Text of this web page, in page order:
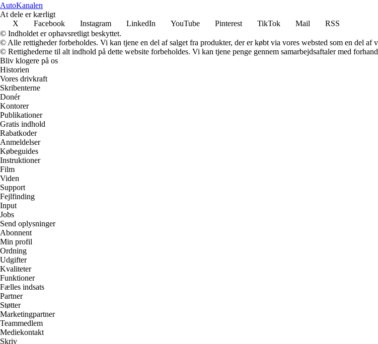
AutoKanalen
At dele er kærligt
X
Facebook Instagram LinkedIn YouTube Pinterest TikTok Mail
RSS
© Indholdet er ophavsretligt beskyttet.
© Alle rettigheder forbeholdes. Vi kan tjene en del af salget fra produkter, der er købt via vores websted som en del af
© Rettighederne til alt indhold på dette website forbeholdes. Vi kan tjene penge gennem samarbejdsaftaler med
Bliv klogere på os
Historien
Vores drivkraft
Skribenterne
Donér
Kontorer
Publikationer
Gratis indhold
Rabatkoder
Anmeldelser
Købeguides
Instruktioner
Film
Viden
Support
Fejlfinding
Input
Jobs
Send oplysninger
Abonnent
Min profil
Ordning
Udgifter
Kvaliteter
Funktioner
Fælles indsats
Partner
Støtter
Marketingpartner
Teammedlem
Mediekontakt
Skriv